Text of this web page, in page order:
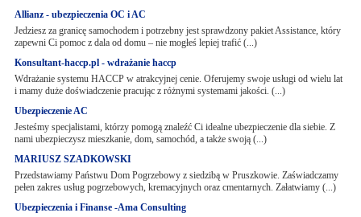
Allianz - ubezpieczenia OC i AC
Jedziesz za granicę samochodem i potrzebny jest sprawdzony pakiet Assistance, który
zapewni Ci pomoc z dala od domu – nie mogłeś lepiej trafić (...)
Konsultant-haccp.pl - wdrażanie haccp
Wdrażanie systemu HACCP w atrakcyjnej cenie. Oferujemy swoje usługi od wielu lat
i mamy duże doświadczenie pracując z różnymi systemami jakości. (...)
Ubezpieczenie AC
Jesteśmy specjalistami, którzy pomogą znaleźć Ci idealne ubezpieczenie dla siebie. Z
nami ubezpieczysz mieszkanie, dom, samochód, a także swoją (...)
MARIUSZ SZADKOWSKI
Przedstawiamy Państwu Dom Pogrzebowy z siedzibą w Pruszkowie. Zaświadczamy
pełen zakres usług pogrzebowych, kremacyjnych oraz cmentarnych. Załatwiamy (...)
Ubezpieczenia i Finanse -Ama Consulting